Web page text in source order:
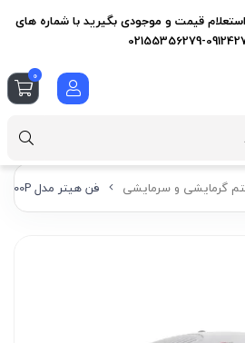
گرمایشی و سرمایشی فن هیتر مدل FH-2000P پارس خزر
قیمت و موجودی بگیرید با شماره های
0